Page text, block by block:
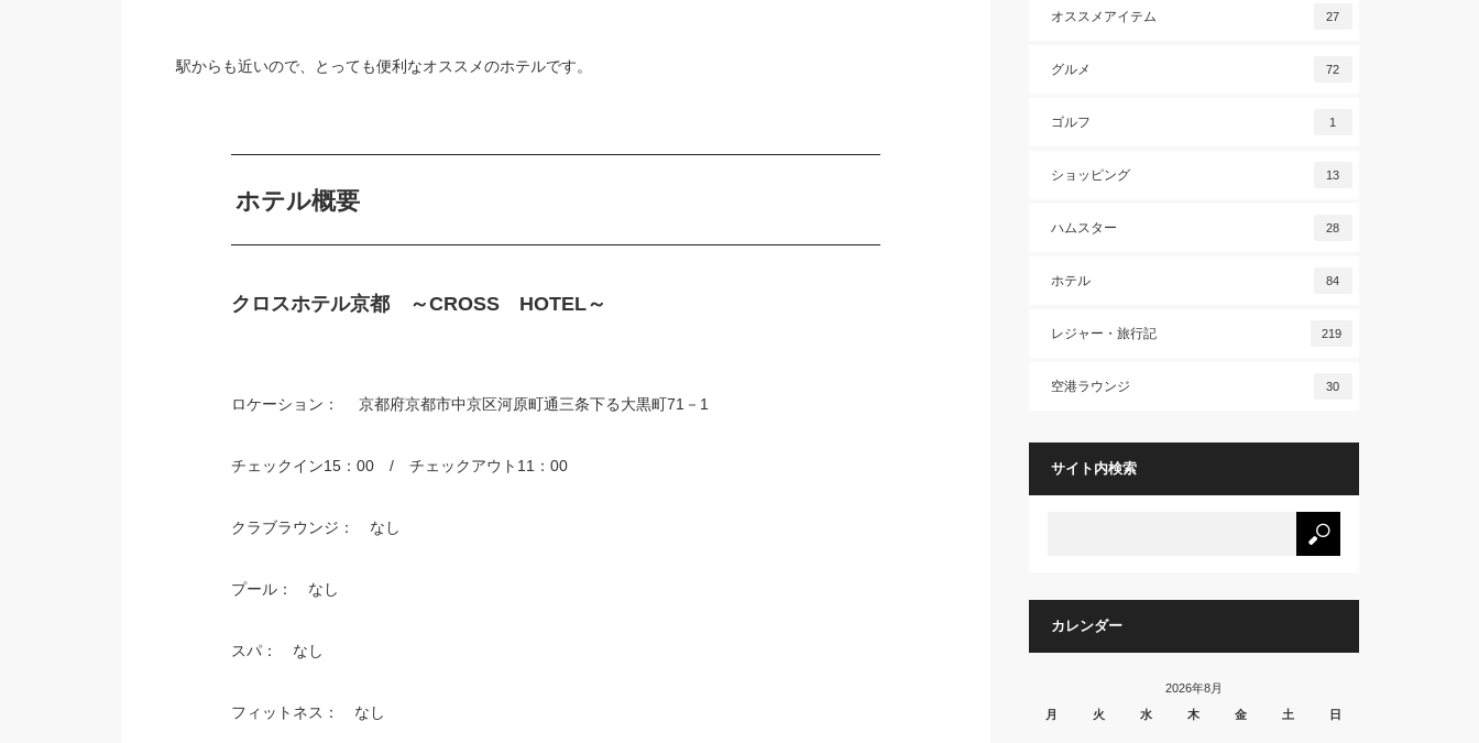
駅からも近いので、とっても便利なオススメのホテルです。
ホテル概要
クロスホテル京都 ～CROSS HOTEL～
ロケーション： 京都府京都市中京区河原町通三条下る大黒町71－1
チェックイン15：00 / チェックアウト11：00
クラブラウンジ： なし
プール： なし
スパ： なし
フィットネス： なし
オススメアイテム 27
グルメ 72
ゴルフ 1
ショッピング 13
ハムスター 28
ホテル 84
レジャー・旅行記 219
空港ラウンジ 30
サイト内検索
カレンダー
2026年8月
月
火 水 木 金 土 日